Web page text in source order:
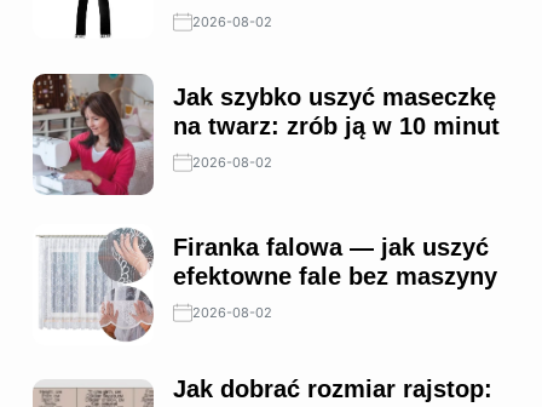
2026-08-02
Jak szybko uszyć maseczkę
na twarz: zrób ją w 10 minut
2026-08-02
Firanka falowa — jak uszyć
efektowne fale bez maszyny
2026-08-02
Jak dobrać rozmiar rajstop: